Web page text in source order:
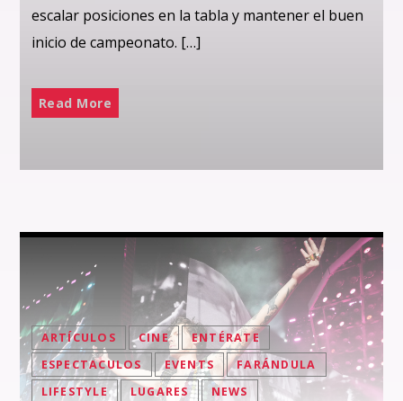
escalar posiciones en la tabla y mantener el buen
inicio de campeonato. […]
Read More
ARTÍCULOS CINE
ENTÉRATE
ESPECTACULOS
EVENTS
FARÁNDULA
LIFESTYLE
LUGARES
NEWS